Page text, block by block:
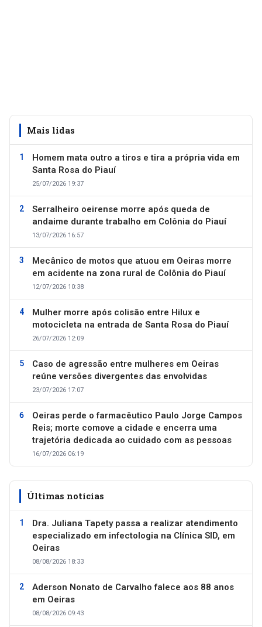
Mais lidas
Homem mata outro a tiros e tira a própria vida em
Santa Rosa do Piauí
25/07/2026 19:37
Serralheiro oeirense morre após queda de
andaime durante trabalho em Colônia do Piauí
13/07/2026 16:57
Mecânico de motos que atuou em Oeiras morre
em acidente na zona rural de Colônia do Piauí
12/07/2026 10:38
Mulher morre após colisão entre Hilux e
motocicleta na entrada de Santa Rosa do Piauí
26/07/2026 12:09
Caso de agressão entre mulheres em Oeiras
reúne versões divergentes das envolvidas
23/07/2026 17:07
Oeiras perde o farmacêutico Paulo Jorge Campos
Reis; morte comove a cidade e encerra uma
trajetória dedicada ao cuidado com as pessoas
16/07/2026 06:19
Últimas notícias
Dra. Juliana Tapety passa a realizar atendimento
especializado em infectologia na Clínica SID, em
Oeiras
08/08/2026 18:33
Aderson Nonato de Carvalho falece aos 88 anos
em Oeiras
08/08/2026 09:43